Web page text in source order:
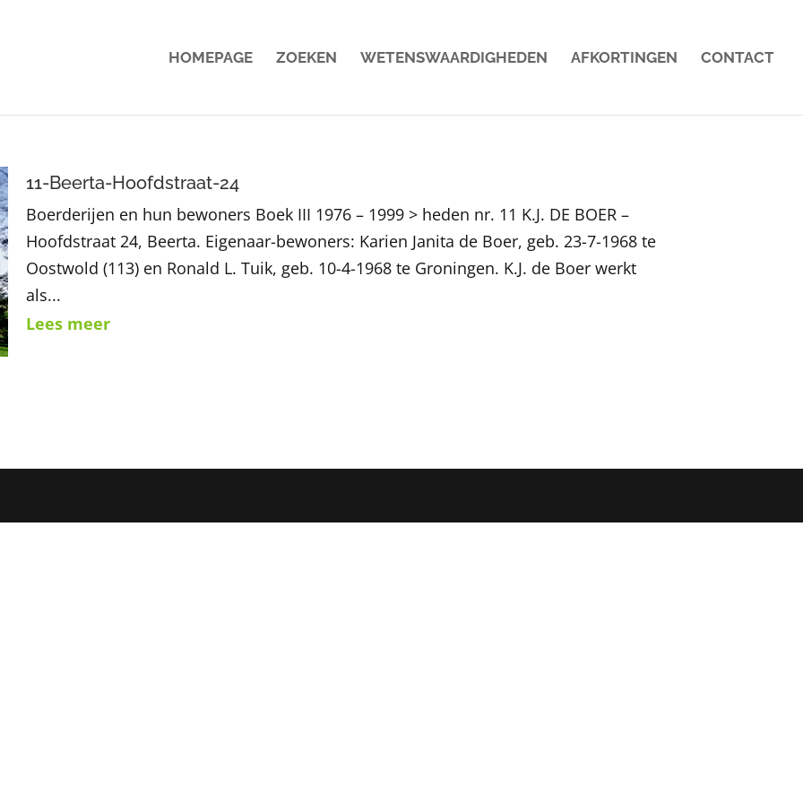
HOMEPAGE ZOEKEN WETENSWAARDIGHEDEN AFKORTINGEN CONTACT
11-Beerta-Hoofdstraat-24
Boerderijen en hun bewoners Boek III 1976 – 1999 > heden nr. 11 K.J. DE BOER –
Hoofdstraat 24, Beerta. Eigenaar-bewoners: Karien Janita de Boer, geb. 23-7-1968 te
Oostwold (113) en Ronald L. Tuik, geb. 10-4-1968 te Groningen. K.J. de Boer werkt
als...
Lees meer